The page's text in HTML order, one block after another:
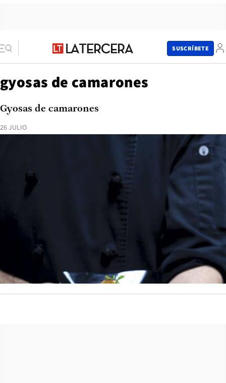
SUSCRÍBETE
gyosas de camarones
26 JULIO
Gyosas de camarones